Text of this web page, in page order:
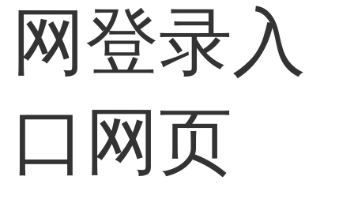
网登录入
口网页